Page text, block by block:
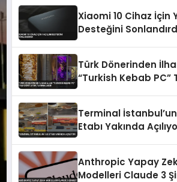
Xiaomi 10 Cihaz İçin
Desteğini
Türk Dönerinden
“Turkish Kebab PC”
Terminal
Etabı Yakında
Anthropic Yapay
Modelleri Claude 3